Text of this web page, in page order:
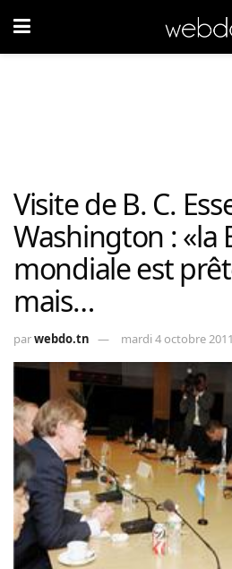
Visite de B. C.
Washington : «la
mondiale est
mais…
parwebdo.tn mardi 4 octobre